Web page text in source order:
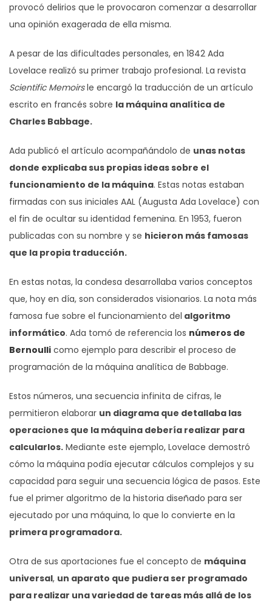
provocó delirios que le provocaron comenzar a desarrollar
una opinión exagerada de ella misma.
A pesar de las dificultades personales, en 1842 Ada
Lovelace realizó su primer trabajo profesional. La revista
Scientific Memoirsle encargó la traducción de un artículo
escrito en francés sobre la máquina analítica de
Charles Babbage.
Ada publicó el artículo acompañándolo de unas notas
donde explicaba sus propias ideas sobre el
funcionamiento de la máquina. Estas notas estaban
firmadas con sus iniciales AAL (Augusta Ada Lovelace) con
el fin de ocultar su identidad femenina. En 1953, fueron
publicadas con su nombre y se hicieron más famosas
que la propia traducción.
En estas notas, la condesa desarrollaba varios conceptos
que, hoy en día, son considerados visionarios. La nota más
famosa fue sobre el funcionamiento del algoritmo
informático. Ada tomó de referencia los números de
Bernoulli como ejemplo para describir el proceso de
programación de la máquina analítica de Babbage.
Estos números, una secuencia infinita de cifras, le
permitieron elaborar un diagrama que detallaba las
operaciones que la máquina debería realizar para
calcularlos. Mediante este ejemplo, Lovelace demostró
cómo la máquina podía ejecutar cálculos complejos y su
capacidad para seguir una secuencia lógica de pasos. Este
fue el primer algoritmo de la historia diseñado para ser
ejecutado por una máquina, lo que lo convierte en la
primera programadora.
Otra de sus aportaciones fue el concepto de máquina
universal, un aparato que pudiera ser programado
para realizar una variedad de tareas más allá de los